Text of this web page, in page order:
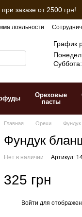
заказе от 2500 грн!
лояльности
График
Ореховые
пасты
Главная Орехи Фундук
Фундук
Нет в наличии Артикул:
325 грн
Войти для